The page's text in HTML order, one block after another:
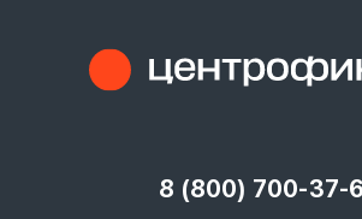
8 (800) 700-37-